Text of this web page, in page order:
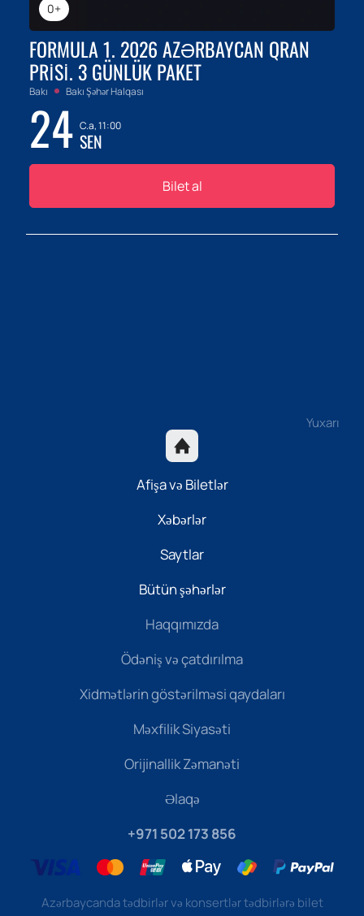
0+
FORMULA 1. 2026 AZƏRBAYCAN QRAN
PRISI. 3 GÜNLÜK PAKET
Bakı Bakı Şəhər Halqası
24 C.a, 11:00
SEN
Bilet al
Yuxarı
Afişa və Biletlər
Xəbərlər
Saytlar
Bütün şəhərlər
Haqqımızda
Ödəniş və çatdırılma
Xidmətlərin göstərilməsi qaydaları
Məxfilik Siyasəti
Orijinallik Zəmanəti
Əlaqə
+971 502 173 856
Azərbaycanda tədbirlər və konsertlər tədbirlərə bilet